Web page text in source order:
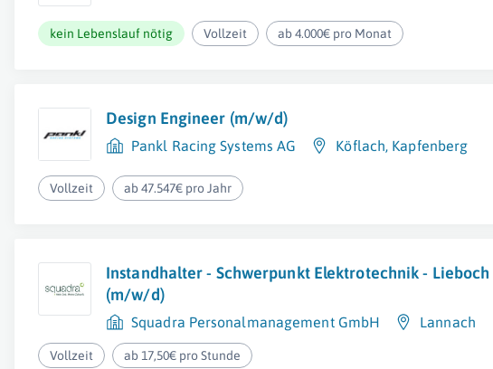
kein Lebenslauf nötig Vollzeit ab 4.000€ pro Monat
Design Engineer (m/w/d)
Pankl Racing Systems AG Köflach, Kapfenberg
Vollzeit ab 47.547€ pro Jahr
Instandhalter - Schwerpunkt Elektrotechnik - Lieboch
(m/w/d)
Squadra Personalmanagement GmbH Lannach
Vollzeit ab 17,50€ pro Stunde